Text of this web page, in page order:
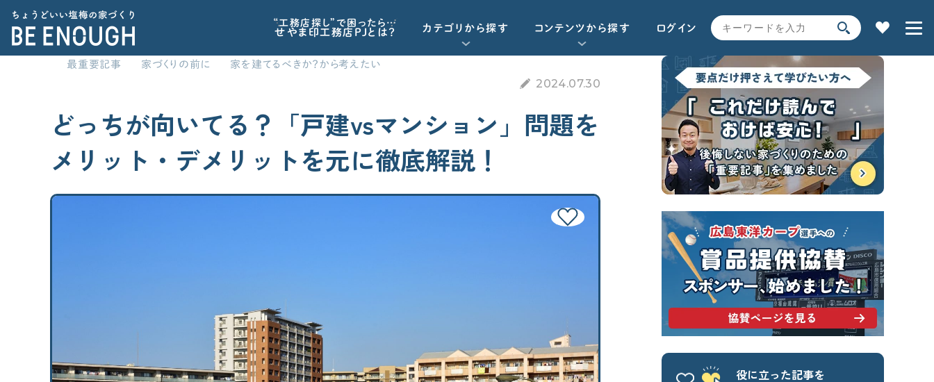
“工務店探し”で困ったら…
せやま印工務店PJとは？ カテゴリから探す
家の性能
標準仕様 工務店・HM選び 土地探し
時事ネタ・裏話
コンテンツから探す
記事で学ぶ 動画で学ぶ Q&Aで学ぶ 用語解説で学ぶ
ログイン
カテゴリから探す
家づくりの前に 資金計画
断熱／気密性能について学びたい
換気システムについて学びたい
太陽光発電について学びたい
SEARCH
キーワードから探す
サイト内検索
よく使われるキーワード
せやま基準 UA値 断熱基準
省エネ基準 C値 気密性能
付帯工事 換気システム エアコン
最重要記事 家づくりの前に 家を建てるべきか？から考えたい
2024.07.30
どっちが向いてる？「戸建vsマンション」問題を
メリット・デメリットを元に徹底解説！
役に立った記事を